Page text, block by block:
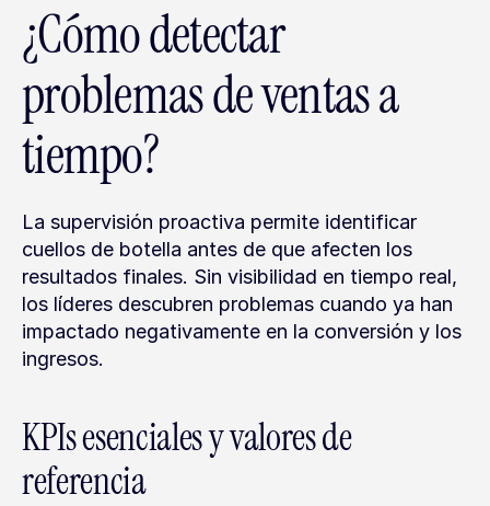
¿Cómo detectar
problemas de ventas a
tiempo?
La supervisión proactiva permite identificar
cuellos de botella antes de que afecten los
resultados finales. Sin visibilidad en tiempo real,
los líderes descubren problemas cuando ya han
impactado negativamente en la conversión y los
ingresos.
KPIs esenciales y valores de
referencia